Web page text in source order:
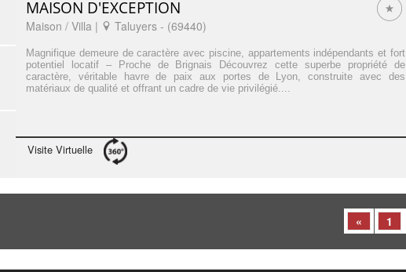
MAISON D'EXCEPTION
Maison / Villa | Taluyers - (69440)
Magnifique demeure de caractère avec piscine, appartements indépendants et fort
potentiel locatif – Proche de Brignais Découvrez cette superbe propriété de
caractère, véritable havre de paix aux portes de Lyon, construite avec des
matériaux de qualité et offrant un cadre de vie privilégié....
Visite Virtuelle
« 1